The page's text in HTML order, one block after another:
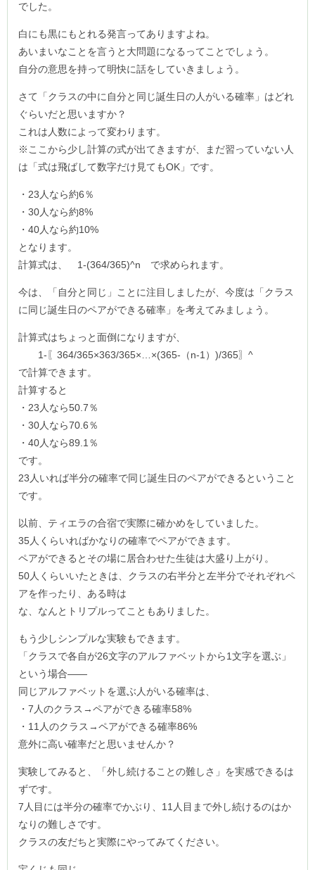
でした。
白にも黒にもとれる発言ってありますよね。
あいまいなことを言うと大問題になるってことでしょう。
自分の意思を持って明快に話をしていきましょう。
さて「クラスの中に自分と同じ誕生日の人がいる確率」はどれ
ぐらいだと思いますか？
これは人数によって変わります。
※ここから少し計算の式が出てきますが、まだ習っていない人
は「式は飛ばして数字だけ見てもOK」です。
・23人なら約6％
・30人なら約8%
・40人なら約10%
となります。
計算式は、 1-(364/365)^n で求められます。
今は、「自分と同じ」ことに注目しましたが、今度は「クラス
に同じ誕生日のペアができる確率」を考えてみましょう。
計算式はちょっと面倒になりますが、
1-〖364/365×363/365×…×(365-（n-1）)/365〗^
で計算できます。
計算すると
・23人なら50.7％
・30人なら70.6％
・40人なら89.1％
です。
23人いれば半分の確率で同じ誕生日のペアができるということ
です。
以前、ティエラの合宿で実際に確かめをしていました。
35人くらいればかなりの確率でペアができます。
ペアができるとその場に居合わせた生徒は大盛り上がり。
50人くらいいたときは、クラスの右半分と左半分でそれぞれペ
アを作ったり、ある時は
な、なんとトリプルってこともありました。
もう少しシンプルな実験もできます。
「クラスで各自が26文字のアルファベットから1文字を選ぶ」
という場合――
同じアルファベットを選ぶ人がいる確率は、
・7人のクラス→ペアができる確率58%
・11人のクラス→ペアができる確率86%
意外に高い確率だと思いませんか？
実験してみると、「外し続けることの難しさ」を実感できるは
ずです。
7人目には半分の確率でかぶり、11人目まで外し続けるのはか
なりの難しさです。
クラスの友だちと実際にやってみてください。